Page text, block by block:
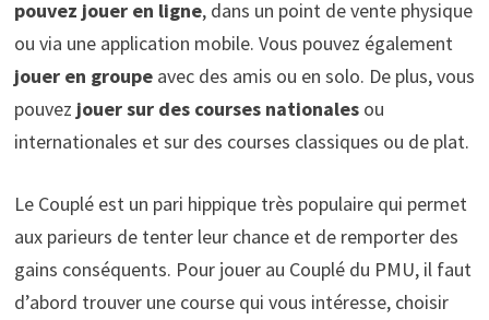
pouvez jouer en ligne, dans un point de vente physique
ou via une application mobile. Vous pouvez également
jouer en groupeavec des amis ou en solo. De plus, vous
pouvez jouer sur des courses nationalesou
internationales et sur des courses classiques ou de plat.
Le Couplé est un pari hippique très populaire qui permet
aux parieurs de tenter leur chance et de remporter des
gains conséquents. Pour jouer au Couplé du PMU, il faut
d’abord trouver une course qui vous intéresse, choisir